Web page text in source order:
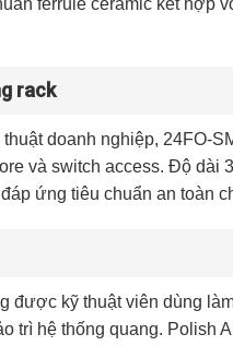
ferrule ceramic kết hợp
rack
doanh nghiệp, 24FO-
và switch access. Độ dài
ứng tiêu chuẩn an toàn
được kỹ thuật viên dùng
trì hệ thống quang. Polish